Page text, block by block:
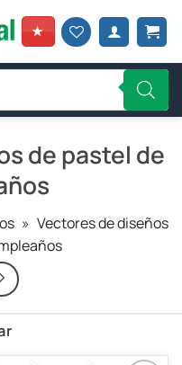
★
de pastel de
» Vectores de diseños